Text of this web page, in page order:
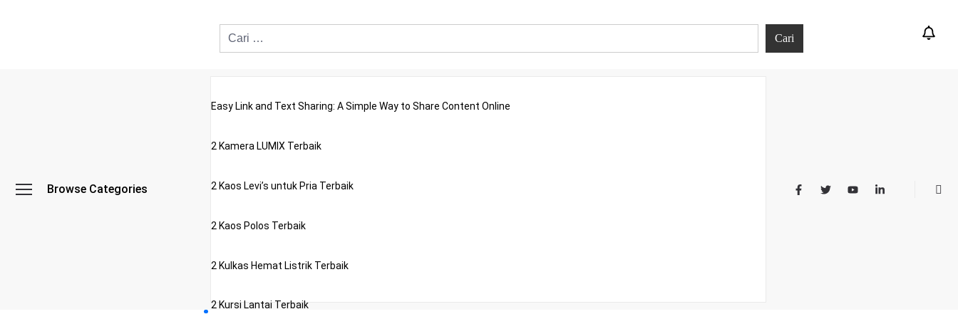
Browse Categories
Easy Link and Text Sharing: A Simple Way to Share Content Online
2 Kamera LUMIX Terbaik
2 Kaos Levi’s untuk Pria Terbaik
2 Kaos Polos Terbaik
2 Kulkas Hemat Listrik Terbaik
2 Kursi Lantai Terbaik